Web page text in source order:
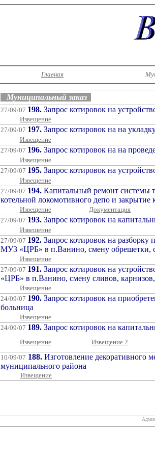
Главная
Муниципальный заказ
27/09/07 198. Запрос котировок на
Извещение
27/09/07 197. Запрос котировок на на
Извещение
27/09/07 196. Запрос котировок на на
Извещение
27/09/07 195. Запрос котировок на
Извещение
27/09/07 194. Капитальный ремонт системы
котельной локомотивного депо и
Извещение Документация
27/09/07 193. Запрос котировок на
Извещение
27/09/07 192. Запрос котировок на
МУЗ «ЦРБ» в п.Ванино, смену обрешетки,
Извещение
27/09/07 191. Запрос котировок на
«ЦРБ» в п.Ванино, смену сливов,
Извещение
24/09/07 190. Запрос котировок на
больница
Извещение
24/09/07 189. Запрос котировок на
Извещение Извещение 2
10/09/07 188. Изготовление декоративного
муниципального района
Извещение